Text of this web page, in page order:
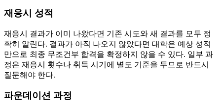
재응시 성적
재응시 결과가 이미 나왔다면 기존 시도와 새 결과를 모두 정
확히 알린다. 결과가 아직 나오지 않았다면 대학은 예상 성적
만으로 최종 무조건부 합격을 확정하지 않을 수 있다. 일부 과
정은 재응시 횟수나 취득 시기에 별도 기준을 두므로 반드시
질문해야 한다.
파운데이션 과정